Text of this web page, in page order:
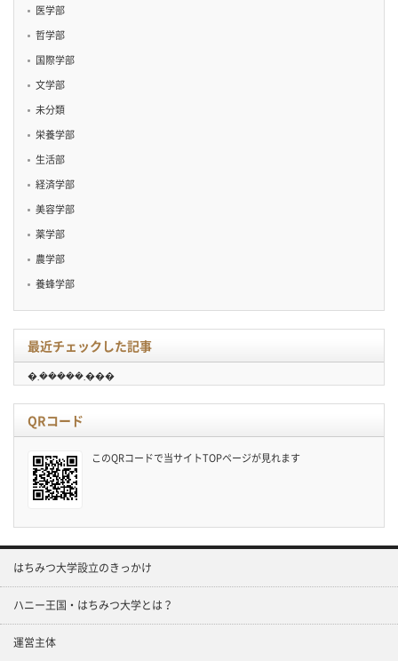
医学部
哲学部
国際学部
文学部
未分類
栄養学部
生活部
経済学部
美容学部
薬学部
農学部
養蜂学部
最近チェックした記事
�܂�����܂���
QRコード
このQRコードで当サイトTOPページが見れます
はちみつ大学設立のきっかけ
ハニー王国・はちみつ大学とは？
運営主体